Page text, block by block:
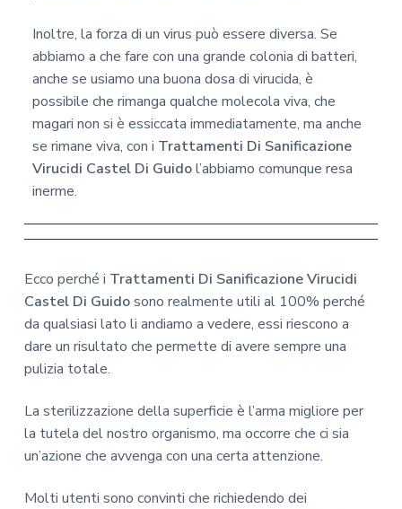
Inoltre, la forza di un virus può essere diversa. Se
abbiamo a che fare con una grande colonia di batteri,
anche se usiamo una buona dosa di virucida, è
possibile che rimanga qualche molecola viva, che
magari non si è essiccata immediatamente, ma anche
se rimane viva, con i Trattamenti Di Sanificazione
Virucidi Castel Di Guidol’abbiamo comunque resa
inerme.
Ecco perché i Trattamenti Di Sanificazione Virucidi
Castel Di Guidosono realmente utili al 100% perché
da qualsiasi lato li andiamo a vedere, essi riescono a
dare un risultato che permette di avere sempre una
pulizia totale.
La sterilizzazione della superficie è l’arma migliore per
la tutela del nostro organismo, ma occorre che ci sia
un’azione che avvenga con una certa attenzione.
Molti utenti sono convinti che richiedendo dei